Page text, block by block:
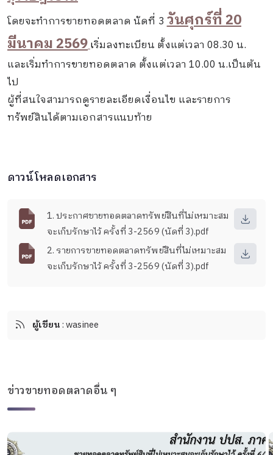
โดยจะทำการขายทอดตลาด นัดที่ 3วันศุกร์ที่ 20
มีนาคม 2569เริ่มลงทะเบียน ตั้งแต่เวลา 08.30 น.
และเริ่มทำการขายทอดตลาด ตั้งแต่เวลา 10.00 น.เป็นต้น
ไป
ผู้ที่สนใจสามารถดูรายละเอียดเงื่อนไข และรายการ
ทรัพย์สินได้ตามเอกสารแนบท้าย
ดาวน์โหลดเอกสาร
1. ประกาศขายทอดตลาดทรัพย์สินที่ไม่เหมาะสม
จะเก็บรักษาไว้ ครั้งที่ 3-2569 (นัดที่ 3).pdf
2. รายการขายทอดตลาดทรัพย์สินที่ไม่เหมาะสม
จะเก็บรักษาไว้ ครั้งที่ 3-2569 (นัดที่ 3).pdf
ผู้เขียน: wasinee
ข่าวขายทอดตลาดอื่น ๆ